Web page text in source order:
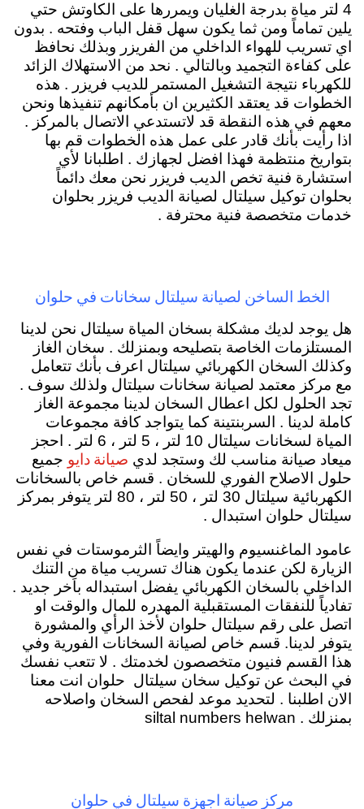
4 لتر مياة بدرجة الغليان ويمررها على الكاوتش حتي
يلين تماماً ومن ثما يكون سهل قفل الباب وفتحه . بدون
اي تسريب للهواء الداخلي من الفريزر وبذلك نحافظ
على كفاءة التجميد وبالتالي . نحد من الاستهلاك الزائد
للكهرباء نتيجة التشغيل المستمر للديب فريزر . هذه
الخطوات قد يعتقد الكثيرين ان بأمكانهم تنفيذها ونحن
معهم في هذه النقطة قد لاتستدعي الاتصال بالمركز .
اذا رأيت بأنك قادر على عمل هذه الخطوات قم بها
بتواريخ منتظمة فهذا افضل لجهازك . اطلبانا لأي
استشارة فنية تخص الديب فريزر نحن معك دائماً
بحلوان توكيل سيلتال لصيانة الديب فريزر بحلوان
خدمات متخصصة فنية محترفة .
الخط الساخن لصيانة سيلتال سخانات في حلوان
هل يوجد لديك مشكلة بسخان المياة سيلتال نحن لدينا
المستلزمات الخاصة بتصليحه وبمنزلك . سخان الغاز
وكذلك السخان الكهربائي سيلتال اعرف بأنك تتعامل
مع مركز معتمد لصيانة سخانات سيلتال ولذلك سوف .
تجد الحلول لكل اعطال السخان لدينا مجموعة الغاز
كاملة لدينا . السربنتينة كما يتواجد كافة مجموعات
المياة لسخانات سيلتال 10 لتر ، 5 لتر ، 6 لتر . احجز
ميعاد صيانة مناسب لك وستجد لدي صيانة دايو جميع
حلول الاصلاح الفوري للسخان . قسم خاص بالسخانات
الكهربائية سيلتال 30 لتر ، 50 لتر ، 80 لتر يتوفر بمركز
سيلتال حلوان استبدال .
عامود الماغنسيوم والهيتر وايضاً الثرموستات في نفس
الزيارة لكن عندما يكون هناك تسريب مياة من التنك
الداخلي بالسخان الكهربائي يفضل استبداله باَخر جديد .
تفادياً للنفقات المستقبلية المهدره للمال والوقت او
اتصل على رقم سيلتال حلوان لأخذ الرأي والمشورة
يتوفر لدينا. قسم خاص لصيانة السخانات الفورية وفي
هذا القسم فنيون متخصصون لخدمتك . لا تتعب نفسك
في البحث عن توكيل سخان سيلتال حلوان انت معنا
الان اطلبنا . لتحديد موعد لفحص السخان واصلاحه
بمنزلك . siltal numbers helwan
مركز صيانة اجهزة سيلتال في حلوان